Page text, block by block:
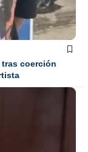
tras coerción